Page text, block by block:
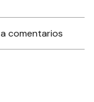
comentarios